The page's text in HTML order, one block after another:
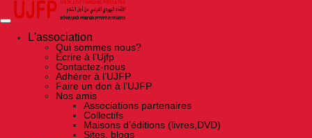
Skip
the
contentL'association
Qui sommes nous?
Ecrire à l’Ujfp
Contactez-nous
Adhérer à l’UJFP
Faire un don à l’UJFP
Nos amis
Associations partenaires
Collectifs
Maisons d’éditions (livres,DVD)
Sites, blogs